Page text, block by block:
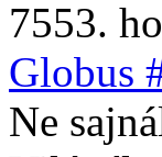
7553.
Globus
Ne